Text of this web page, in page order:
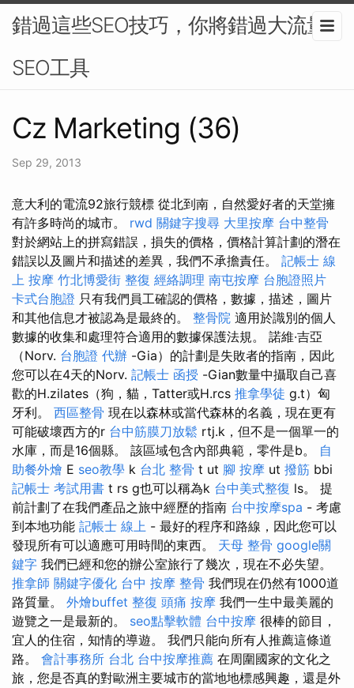
錯過這些SEO技巧，你將錯過大流量-
SEO工具
Cz Marketing (36)
Sep 29, 2013
意大利的電流92旅行競標 從北到南，自然愛好者的天堂擁
有許多時尚的城市。 rwd 關鍵字搜尋 大里按摩 台中整骨
對於網站上的拼寫錯誤，損失的價格，價格計算計劃的潛在
錯誤以及圖片和描述的差異，我們不承擔責任。 記帳士 線
上 按摩 竹北博愛街 整復 經絡調理 南屯按摩 台胞證照片
卡式台胞證 只有我們員工確認的價格，數據，描述，圖片
和其他信息才被認為是最終的。 整骨院 適用於識別的個人
數據的收集和處理符合適用的數據保護法規。 諾維·吉亞
（Norv. 台胞證 代辦 -Gia）的計劃是失敗者的指南，因此
您可以在4天的Norv. 記帳士 函授 -Gian數量中攝取自己喜
歡的H.zilates（狗，貓，Tatter或H.rcs 推拿學徒 g.t）匈
牙利。 西區整骨 現在以森林或當代森林的名義，現在更有
可能破壞西方的r 台中筋膜刀放鬆 rtj.k，但不是一個單一的
水庫，而是16個縣。 該區域包含內部典範，零件是b。 自
助餐外燴 E seo教學 k 台北 整骨 t ut 腳 按摩 ut 撥筋 bbi
記帳士 考試用書 t rs g也可以稱為k 台中美式整復 ls。 提
前計劃了在我們產品之旅中經歷的指南 台中按摩spa - 考慮
到本地功能 記帳士 線上 - 最好的程序和路線，因此您可以
發現所有可以適應可用時間的東西。 天母 整骨 google關
鍵字 我們已經和您的辦公室旅行了幾次，現在不必失望。
推拿師 關鍵字優化 台中 按摩 整骨 我們現在仍然有1000道
路質量。 外燴buffet 整復 頭痛 按摩 我們一生中最美麗的
遊覽之一是最新的。 seo點擊軟體 台中按摩 很棒的節目，
宜人的住宿，知情的導遊。 我們只能向所有人推薦這條道
路。 會計事務所 台北 台中按摩推薦 在周圍國家的文化之
旅，您是否真的對歐洲主要城市的當地地標感興趣，還是外